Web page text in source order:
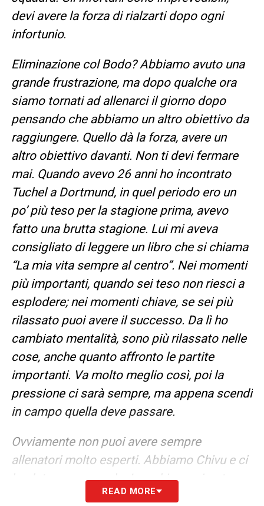
devi avere la forza di rialzarti dopo ogni
infortunio.
Eliminazione col Bodo? Abbiamo avuto una
grande frustrazione, ma dopo qualche ora
siamo tornati ad allenarci il giorno dopo
pensando che abbiamo un altro obiettivo da
raggiungere. Quello dà la forza, avere un
altro obiettivo davanti. Non ti devi fermare
mai. Quando avevo 26 anni ho incontrato
Tuchel a Dortmund, in quel periodo ero un
po’ più teso per la stagione prima, avevo
fatto una brutta stagione. Lui mi aveva
consigliato di leggere un libro che si chiama
“La mia vita sempre al centro”. Nei momenti
più importanti, quando sei teso non riesci a
esplodere; nei momenti chiave, se sei più
rilassato puoi avere il successo. Da lì ho
cambiato mentalità, sono più rilassato nelle
cose, anche quanto affronto le partite
importanti. Va molto meglio così, poi la
pressione ci sarà sempre, ma appena scendi
in campo quella deve passare.
Ovviamente non puoi avere sempre
allenatori molto esperti. Abbiamo Chivu e ci
ha dato una cosa che Inzaghi non ci poteva
dare. Come vedete, siamo primi in
READ MORE